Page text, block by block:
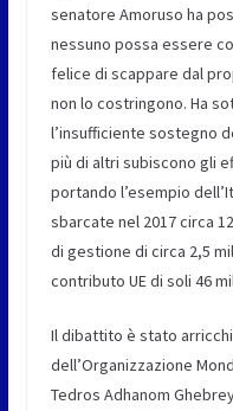
senatore Amoruso ha
nessuno possa essere
felice di scappare dal
non lo costringono. Ha
l’insufficiente sostegno
più di altri subiscono gli
portando l’esempio
sbarcate nel 2017 circa
di gestione di circa 2,5
contributo UE di soli 46
Il dibattito è stato
dell’Organizzazione
Tedros Adhanom